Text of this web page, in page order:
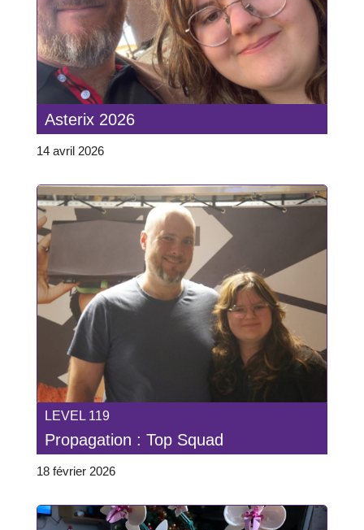
Asterix 2026
14 avril 2026
LEVEL 119
Propagation : Top Squad
18 février 2026